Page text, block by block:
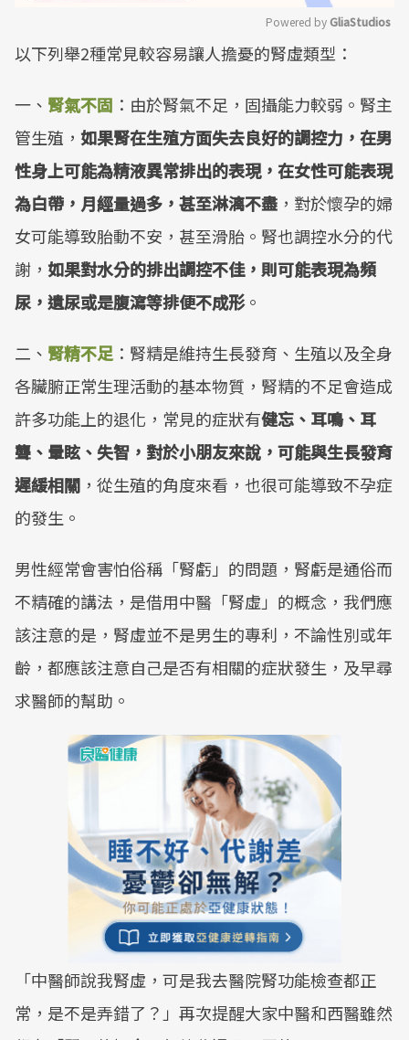
Mute
Powered by GliaStudios
以下列舉2種常見較容易讓人擔憂的腎虛類型：
一、 腎氣不固 ：由於腎氣不足，固攝能力較弱。腎主
管生殖， 如果腎在生殖方面失去良好的調控力，在男
性身上可能為精液異常排出的表現，在女性可能表現
為白帶，月經量過多，甚至淋漓不盡 ，對於懷孕的婦
女可能導致胎動不安，甚至滑胎。腎也調控水分的代
謝， 如果對水分的排出調控不佳，則可能表現為頻
尿，遺尿或是腹瀉等排便不成形。
二、 腎精不足：腎精是維持生長發育、生殖以及全身
各臟腑正常生理活動的基本物質，腎精的不足會造成
許多功能上的退化，常見的症狀有健忘、耳鳴、耳
聾、暈眩、失智，對於小朋友來說，可能與生長發育
遲緩相關 ，從生殖的角度來看，也很可能導致不孕症
的發生。
男性經常會害怕俗稱「腎虧」的問題，腎虧是通俗而
不精確的講法，是借用中醫「腎虛」的概念，我們應
該注意的是，腎虛並不是男生的專利，不論性別或年
齡，都應該注意自己是否有相關的症狀發生，及早尋
求醫師的幫助。
「中醫師說我腎虛，可是我去醫院腎功能檢查都正
常，是不是弄錯了？」再次提醒大家中醫和西醫雖然